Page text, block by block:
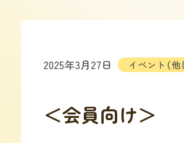
2025年3月27日 イベント（他
＜会員向け＞